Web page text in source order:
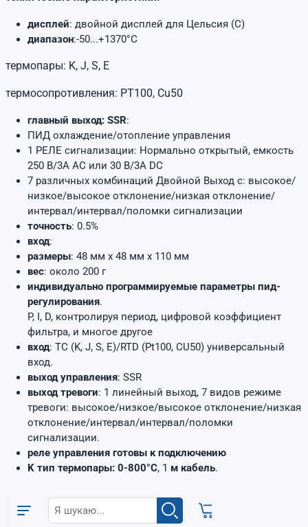
дисплей: двойной дисплей для Цельсия (C)
диапазон:-50...+1370°C
термопары: K, J, S, E
термосопротивления: PT100, Cu50
главный выход: SSR:
ПИД охлаждение/отопление управления
1 РЕЛЕ сигнализации: Нормально открытый, емкость
250 В/3A AC или 30 В/3A DC
7 различных комбинаций Двойной Выход с: высокое/
низкое/высокое отклонение/низкая отклонение/
интервал/интервал/поломки сигнализации
точность: 0.5%
вход:
размеры: 48 мм х 48 мм х 110 мм
вес: около 200 г
индивидуально программируемые параметры пид-
регулирования.
P, I, D, контролируя период, цифровой коэффициент
фильтра, и многое другое
вход: TC (K, J, S, E)/RTD (Pt100, CU50) универсальный
вход.
выход управления: SSR
выход тревоги: 1 линейный выход, 7 видов режиме
тревоги: высокое/низкое/высокое отклонение/низкая
отклонение/интервал/интервал/поломки
сигнализации.
реле управления готовы к подключению
K тип термопары: 0-800°C, 1 м кабель.